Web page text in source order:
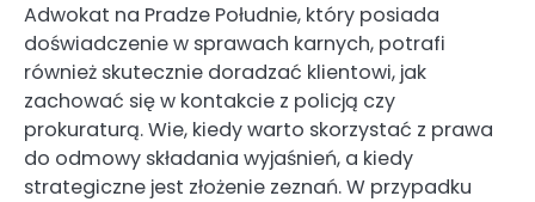
Adwokat na Pradze Południe, który posiada
doświadczenie w sprawach karnych, potrafi
również skutecznie doradzać klientowi, jak
zachować się w kontakcie z policją czy
prokuraturą. Wie, kiedy warto skorzystać z prawa
do odmowy składania wyjaśnień, a kiedy
strategiczne jest złożenie zeznań. W przypadku